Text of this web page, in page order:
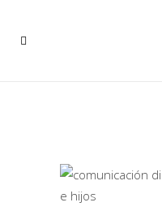
PADRES E HIJOS